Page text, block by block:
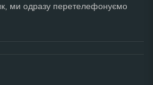
ми одразу перетелефонуємо